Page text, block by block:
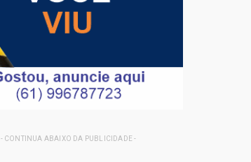
- CONTINUA ABAIXO DA PUBLICIDADE -